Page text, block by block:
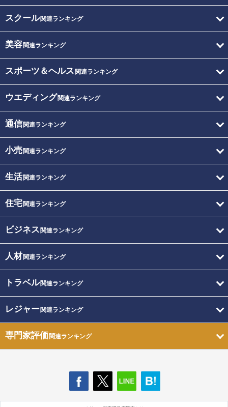
スクール関連ランキング
美容関連ランキング
スポーツ＆ヘルス 関連ランキング
ウエディング関連ランキング
通信関連ランキング
小売関連ランキング
生活関連ランキング
住宅関連ランキング
ビジネス 関連ランキング
人材関連ランキング
トラベル関連ランキング
レジャー関連ランキング
専門家評価関連ランキング